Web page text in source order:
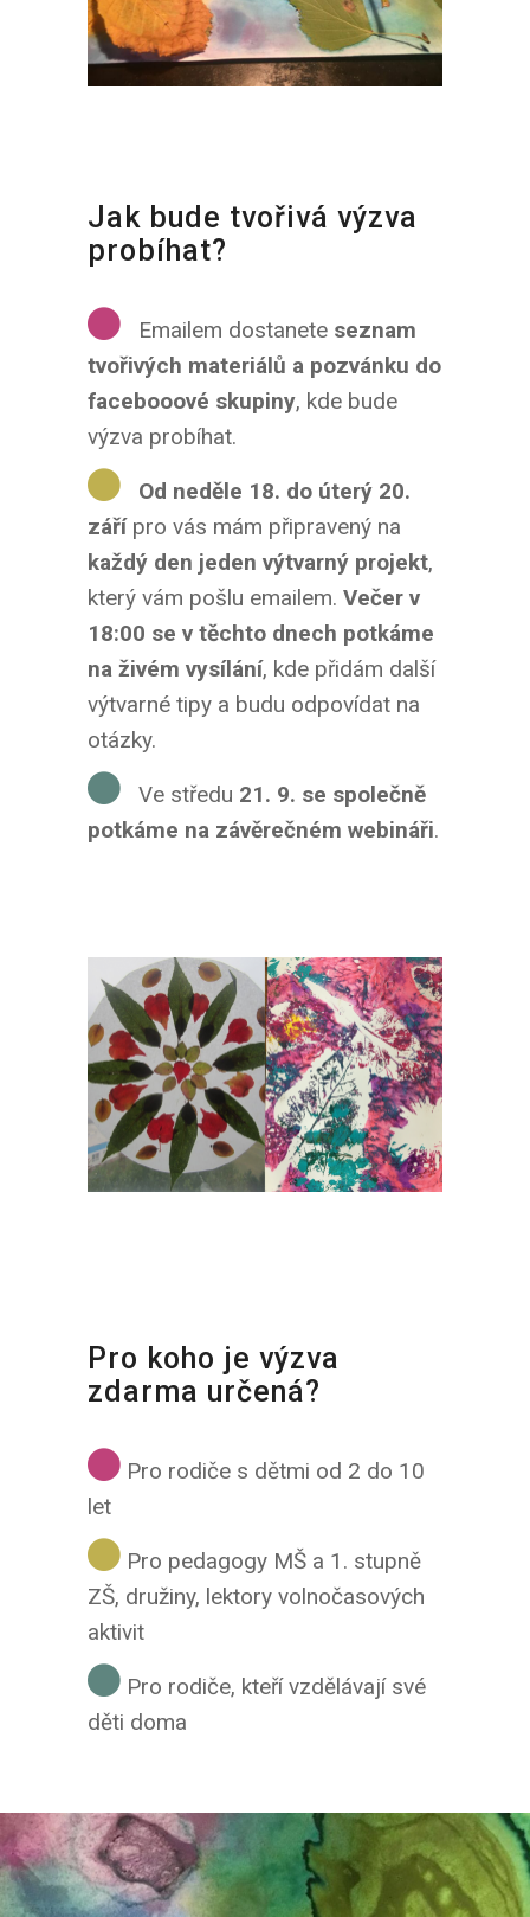
Jak bude tvořivá výzva
probíhat?
Emailem dostanete seznam
tvořivých materiálů a pozvánku do
facebooové skupiny, kde bude
výzva probíhat.
Od neděle 18. do úterý 20.
zářípro vás mám připravený na
každý den jeden výtvarný projekt,
který vám pošlu emailem. Večer v
18:00 se v těchto dnech potkáme
na živém vysílání, kde přidám další
výtvarné tipy a budu odpovídat na
otázky.
Ve středu 21. 9. se společně
potkáme na závěrečném webináři.
Pro koho je výzva
zdarma určená?
Pro rodiče s dětmi od 2 do 10
let
Pro pedagogy MŠ a 1. stupně
ZŠ, družiny, lektory volnočasových
aktivit
Pro rodiče, kteří vzdělávají své
děti doma